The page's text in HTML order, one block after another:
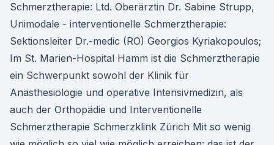
Schmerztherapie: Ltd. Oberärztin Dr. Sabine Strupp,
Unimodale - interventionelle Schmerztherapie:
Sektionsleiter Dr.-medic (RO) Georgios Kyriakopoulos;
Im St. Marien-Hospital Hamm ist die Schmerztherapie
ein Schwerpunkt sowohl der Klinik für
Anästhesiologie und operative Intensivmedizin, als
auch der Orthopädie und Interventionelle
Schmerztherapie Schmerzklink Zürich Mit so wenig